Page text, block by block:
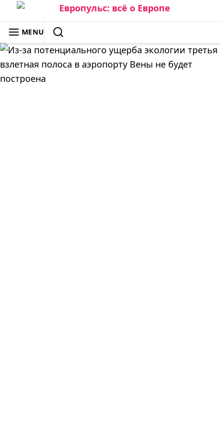
Skip
to
content
ЕВРОПУЛЬС: ВСЁ О ЕВРОПЕ
MENU
SEARCH